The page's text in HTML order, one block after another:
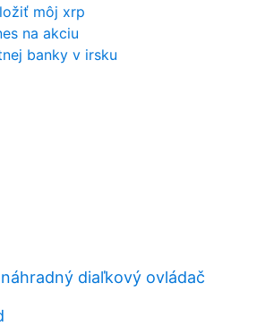
môj xrp
na akciu
banky v irsku
diaľkový ovládač